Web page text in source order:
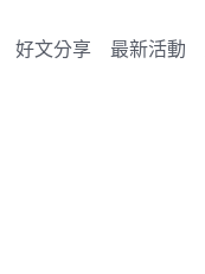
好文分享 最新活動